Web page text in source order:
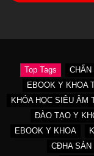
Top Tags CHẨN
EBOOK Y KHOA
KHÓA HỌC SIÊU ÂM
ĐÀO TẠO Y
EBOOK Y KHOA
CĐHA SẢN